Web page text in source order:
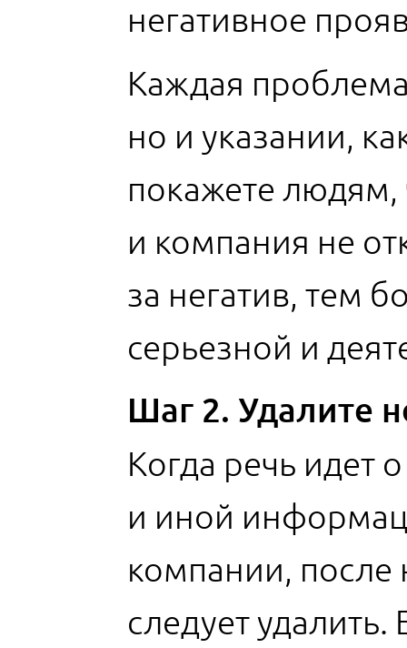
негативное
Каждая
но и указании,
покажете людям,
и компания не
за негатив, тем
серьезной и
Шаг 2. Удалите
Когда речь идет
и иной
компании, после
следует